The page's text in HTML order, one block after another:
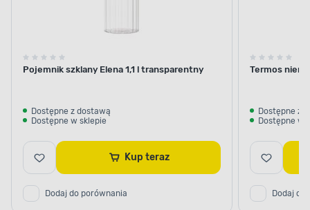
Pojemnik szklany Elena 1,1 l transparentny
Dostępne z dostawą
Dostępne w sklepie
Kup teraz
Dodaj do porównania
Termos
Dostępne z
Dostępne w
Dodaj do